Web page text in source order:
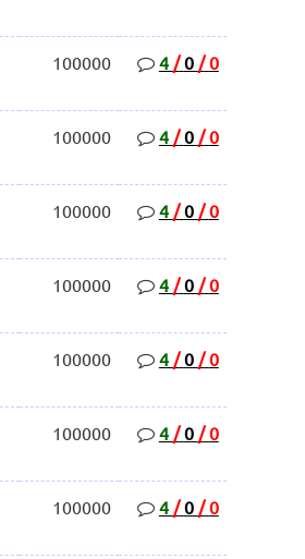
100000 4 / 0 / 0
100000 4 / 0 / 0
100000 4 / 0 / 0
100000 4 / 0 / 0
100000 4 / 0 / 0
100000 4 / 0 / 0
100000 4 / 0 / 0